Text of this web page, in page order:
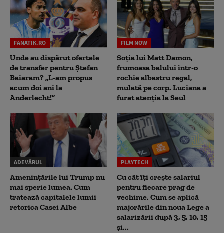
FANATIK.RO
Unde au dispărut ofertele
de transfer pentru Ștefan
Baiaram? „L-am propus
acum doi ani la
Anderlecht!”
FILM NOW
Soția lui Matt Damon,
frumoasa balului într-o
rochie albastru regal,
mulată pe corp. Luciana a
furat atenția la Seul
ADEVĂRUL
Amenințările lui Trump nu
mai sperie lumea. Cum
tratează capitalele lumii
retorica Casei Albe
PLAYTECH
Cu cât îți crește salariul
pentru fiecare prag de
vechime. Cum se aplică
majorările din noua Lege a
salarizării după 3, 5, 10, 15
și...